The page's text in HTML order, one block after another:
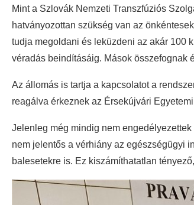
Mint a Szlovák Nemzeti Transzfúziós
hatványozottan szükség van az
tudja megoldani és leküzdeni az akár 100
véradás beindításáig. Mások összefognak
Az állomás is tartja a kapcsolatot a
reagálva érkeznek az Érsekújvári
Jelenleg még mindig nem
nem jelentős a vérhiány az egészségügyi
balesetekre is. Ez kiszámíthatatlan